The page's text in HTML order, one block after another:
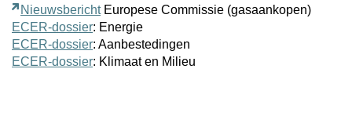
NieuwsberichtEuropese Commissie (gasaankopen)
ECER-dossier: Energie
ECER-dossier: Aanbestedingen
ECER-dossier: Klimaat en Milieu